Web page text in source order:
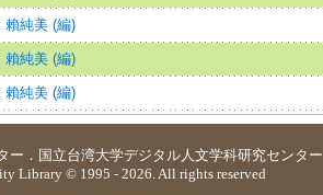
賴純美 (編)
賴純美 (編)
賴純美 (編)
ー ． 国立台湾大学デジタル人文学科研究センター
Library © 1995 - 2026. All rights reserved